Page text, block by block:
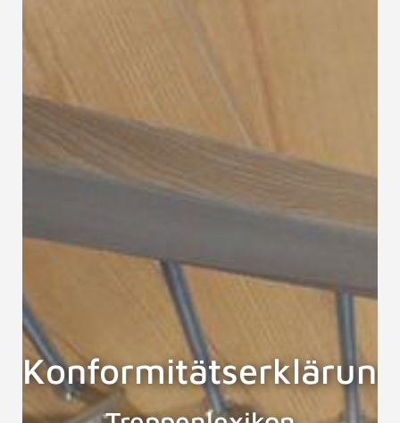
Konformitätserklärung